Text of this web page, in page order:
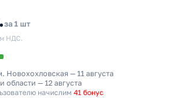
за 1 шт
НДС.
Новохохловская — 11 августа
области — 12 августа
начислим 41 бонус